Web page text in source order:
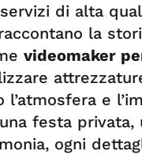
di alta
la
videomaker
e
festa privata,
ogni